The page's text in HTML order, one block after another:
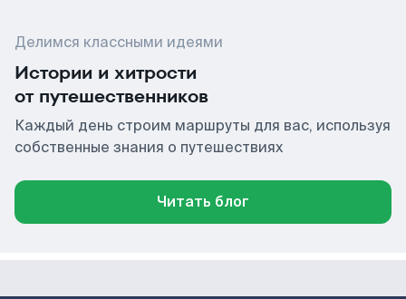
Делимся классными идеями
Истории и хитрости
от путешественников
Каждый день строим маршруты для вас, используя
собственные знания о путешествиях
Читать блог